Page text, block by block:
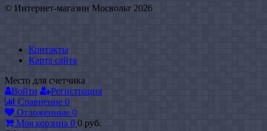
© Интернет-магазин Мосвольт 2026
Контакты
Карта сайта
Место для счетчика
Войти
Регистрация
Сравнение 0
Отложенные 0
Моя корзина 0 0 руб.